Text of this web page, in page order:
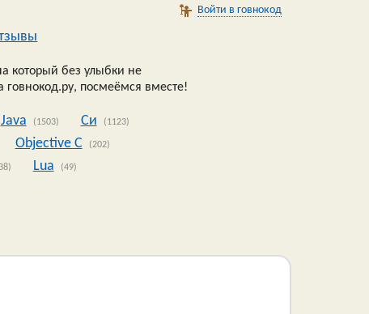
Войти в говнокод
который без улыбки не
говнокод.ру, посмеёмся вместе!
Java (1503) Си (1123)
Objective C (202)
Lua (49)